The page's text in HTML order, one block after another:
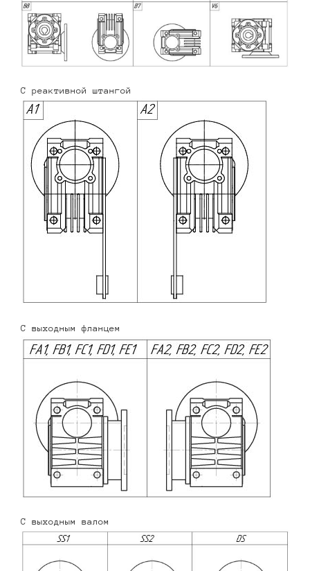
С реактивной штангой
С выходным фланцем
С выходным валом